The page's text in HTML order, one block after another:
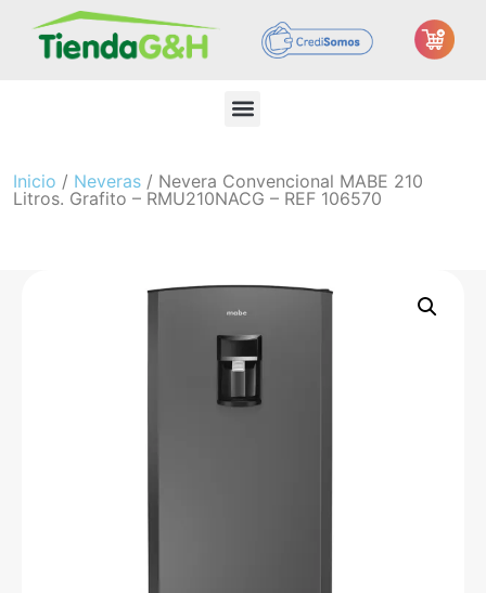
Inicio / Neveras / Nevera Convencional MABE 210
Litros. Grafito – RMU210NACG – REF 106570